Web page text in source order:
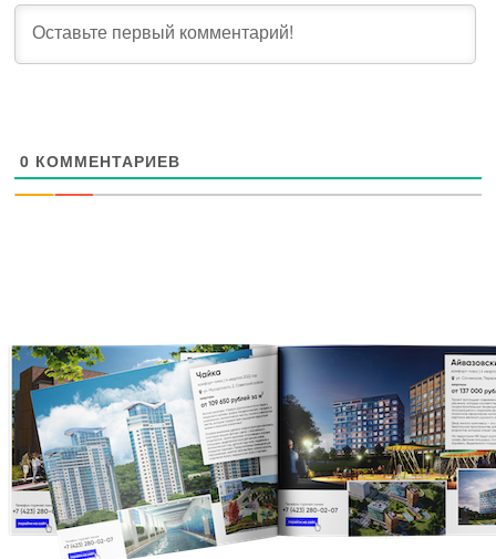
0 КОММЕНТАРИЕВ